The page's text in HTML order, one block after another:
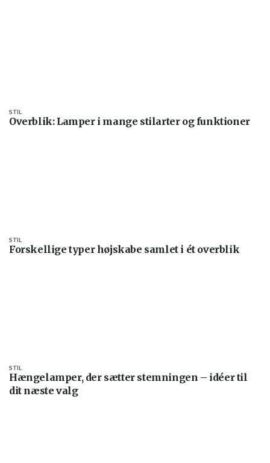
Overblik: Lamper i mange stilarter og funktioner
STIL
Forskellige typer højskabe samlet i ét overblik
STIL
Hængelamper, der sætter stemningen – idéer til
dit næste valg
STIL